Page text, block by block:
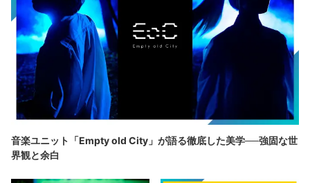
音楽ユニット「Empty old City」が語る徹底した美学──強固な世
界観と余白